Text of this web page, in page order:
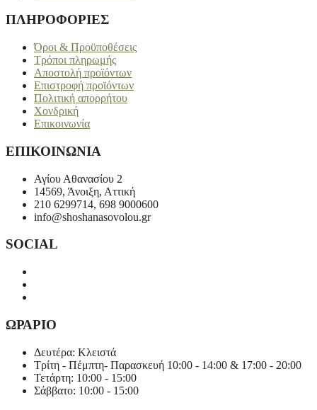
ΠΛΗΡΟΦΟΡΙΕΣ
Όροι & Προϋποθέσεις
Τρόποι πληρωμής
Αποστολή προϊόντων
Επιστροφή προϊόντων
Πολιτική απορρήτου
Χονδρική
Επικοινωνία
ΕΠΙΚΟΙΝΩΝΙΑ
Αγίου Αθανασίου 2
14569, Άνοιξη, Αττική
210 6299714, 698 9000600
info@shoshanasovolou.gr
SOCIAL
ΩΡΑΡΙΟ
Δευτέρα: Κλειστά
Τρίτη - Πέμπτη- Παρασκευή 10:00 - 14:00 & 17:00 - 20:00
Τετάρτη: 10:00 - 15:00
Σάββατο: 10:00 - 15:00